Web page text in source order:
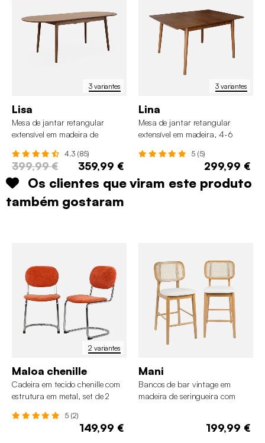
3 variantes
Lisa
Mesa de jantar retangular
extensível em madeira de
carvalho, 6 a 8 lugares
4.3 (85)
399,99 € 359,99 €
3 variantes
Lina
Mesa de jantar retangular
extensível em madeira, 4-6
5 (5)
299,99 €
Os clientes que viram este produto
também gostaram
2 variantes
Maloa chenille
Cadeira em tecido chenille com
estrutura em metal, set de 2
5 (2)
149,99 €
Mani
Bancos de bar vintage em
madeira de seringueira com
199,99 €